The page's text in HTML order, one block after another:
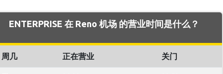
ENTERPRISE 在 Reno 机场 的营业时间是什么？
周几 正在营业 关门